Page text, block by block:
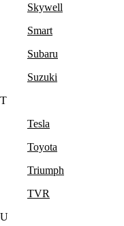
Skywell
Smart
Subaru
Suzuki
T
Tesla
Toyota
Triumph
TVR
U